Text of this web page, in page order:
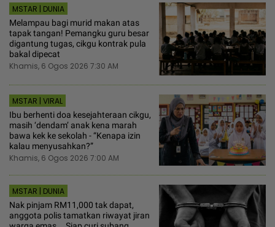
MSTAR | DUNIA
Melampau bagi murid makan atas
tapak tangan! Pemangku guru besar
digantung tugas, cikgu kontrak pula
bakal dipecat
Khamis, 6 Ogos 2026 7:30 AM
MSTAR | VIRAL
Ibu berhenti doa kesejahteraan cikgu,
masih ‘dendam’ anak kena marah
bawa kek ke sekolah - “Kenapa izin
kalau menyusahkan?”
Khamis, 6 Ogos 2026 7:00 AM
MSTAR | DUNIA
Nak pinjam RM11,000 tak dapat,
anggota polis tamatkan riwayat jiran